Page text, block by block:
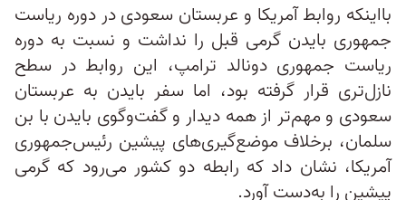
بااینکه روابط آمریکا و عربستان سعودی در دوره ریاست
جمهوری بایدن گرمی قبل را نداشت و نسبت به دوره
ریاست جمهوری دونالد ترامپ، این ‌روابط در سطح
نازل‌تری قرار گرفته بود، اما سفر بایدن به عربستان
سعودی و مهم‌تر از همه دیدار و گفت‌وگوی بایدن با بن
سلمان، برخلاف موضع‌گیری‌های پیشین رئیس‌جمهوری
آمریکا، نشان داد که رابطه‌ دو کشور می‌رود که گرمی
پیشین را به‌دست آورد.